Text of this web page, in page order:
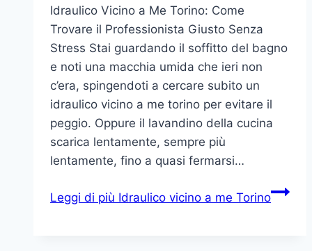
Idraulico Vicino a Me Torino: Come
Trovare il Professionista Giusto Senza
Stress Stai guardando il soffitto del bagno
e noti una macchia umida che ieri non
c’era, spingendoti a cercare subito un
idraulico vicino a me torino per evitare il
peggio. Oppure il lavandino della cucina
scarica lentamente, sempre più
lentamente, fino a quasi fermarsi…
Leggi di più Idraulico vicino a me Torino